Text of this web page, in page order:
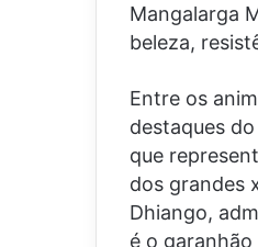
Mangalarga
beleza,
Entre os
destaques
que
dos grandes
Dhiango,
é o